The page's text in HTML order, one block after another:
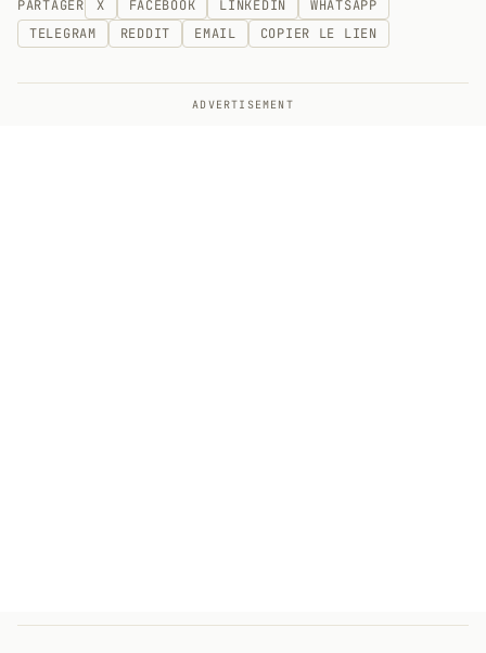
PARTAGER X FACEBOOK LINKEDIN
WHATSAPP
TELEGRAM
REDDIT EMAIL COPIER LE LIEN
ADVERTISEMENT